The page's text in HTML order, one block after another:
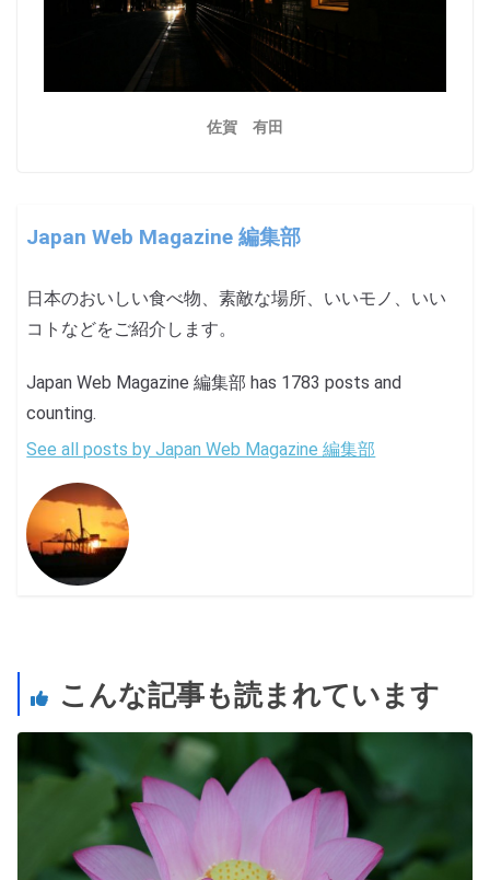
佐賀 有田
Japan Web Magazine 編集部
日本のおいしい食べ物、素敵な場所、いいモノ、いい
コトなどをご紹介します。
Japan Web Magazine 編集部 has 1783 posts and
counting.
See all posts by Japan Web Magazine 編集部
こんな記事も読まれています